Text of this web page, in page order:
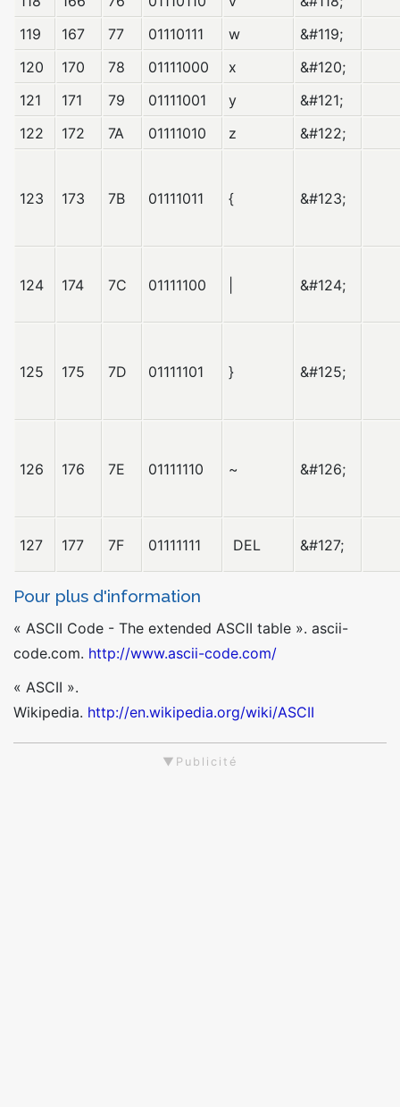
119
167 77 01110111 w
&#119;
120
170 78 01111000 x
&#120;
121
171 79 01111001 y
&#121;
122
172 7A 01111010 z &#122;
123 173 7B 01111011 { &#123;
124 174 7C 01111100 &#124;
125 175 7D 01111101 } &#125;
126 176 7E 01111110 ~ &#126;
127 177 7F 01111111 DEL &#127;
Pour plus d'information
« ASCII Code - The extended ASCII table ». ascii-
code.com. http://www.ascii-code.com/
« ASCII ».
Wikipedia. http://en.wikipedia.org/wiki/ASCII
▼Publicité